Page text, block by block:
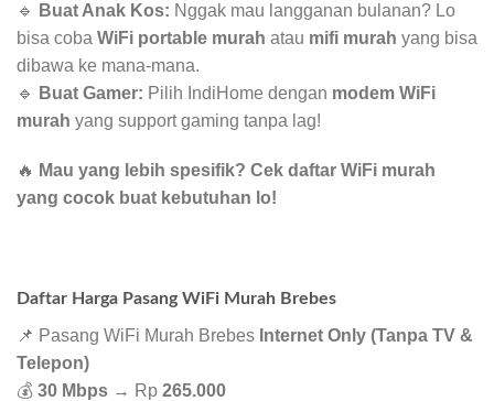
🔹
Buat Anak Kos: Nggak mau langganan bulanan? Lo
bisa coba WiFi portable murah atau mifi murah yang bisa
dibawa ke mana-mana.
🔹
Buat Gamer: Pilih IndiHome dengan modem WiFi
murah yang support gaming tanpa lag!
🔥 Mau yang lebih spesifik? Cek daftar WiFi murah
yang cocok buat kebutuhan lo!
Daftar Harga Pasang WiFi Murah Brebes
📌 Pasang WiFi Murah Brebes Internet Only (Tanpa TV &
Telepon)
💰 30 Mbps → Rp 265.000